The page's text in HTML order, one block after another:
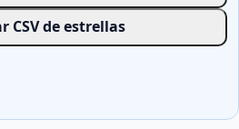
CSV de estrellas